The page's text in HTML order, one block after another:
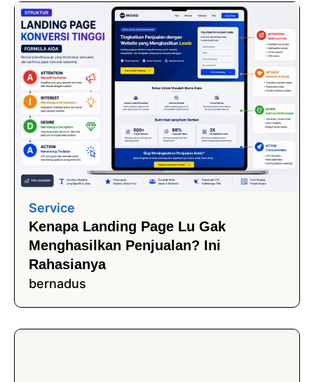
Service
Kenapa Landing Page Lu Gak
Menghasilkan Penjualan? Ini
Rahasianya
bernadus